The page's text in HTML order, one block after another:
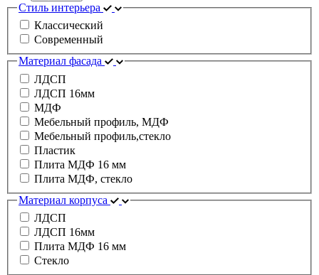
Стиль интерьера
Классический
Современный
Материал фасада
ЛДСП
ЛДСП 16мм
МДФ
Мебельный профиль, МДФ
Мебельный профиль,стекло
Пластик
Плита МДФ 16 мм
Плита МДФ, стекло
Материал корпуса
ЛДСП
ЛДСП 16мм
Плита МДФ 16 мм
Стекло